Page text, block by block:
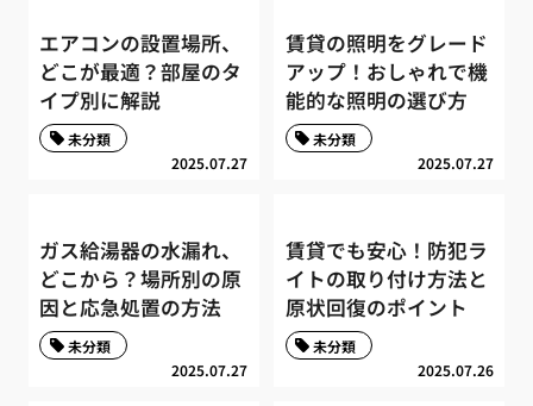
エアコンの設置場所、
どこが最適？部屋のタ
イプ別に解説
2025.07.27
未分類
賃貸の照明をグレード
アップ！おしゃれで機
能的な照明の選び方
2025.07.27
未分類
ガス給湯器の水漏れ、
どこから？場所別の原
因と応急処置の方法
2025.07.27
未分類
賃貸でも安心！防犯ラ
イトの取り付け方法と
原状回復のポイント
2025.07.26
未分類